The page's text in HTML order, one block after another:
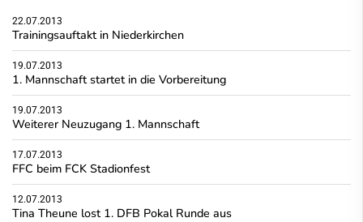
22.07.2013
Trainingsauftakt in Niederkirchen
19.07.2013
1. Mannschaft startet in die Vorbereitung
19.07.2013
Weiterer Neuzugang 1. Mannschaft
17.07.2013
FFC beim FCK Stadionfest
12.07.2013
Tina Theune lost 1. DFB Pokal Runde aus